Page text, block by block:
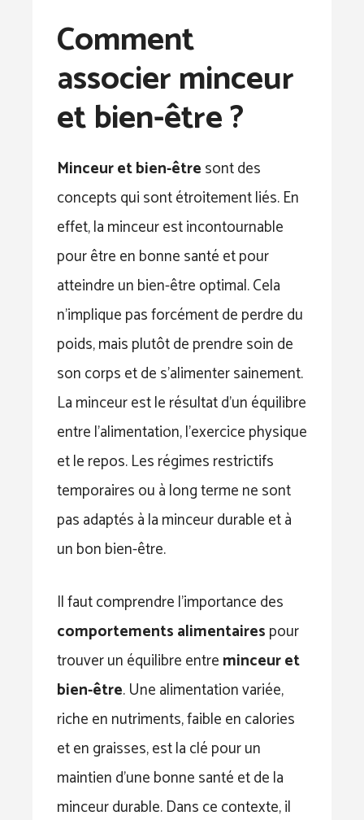
Comment
associer minceur
et bien-être ?
Minceur et bien-êtresont des
concepts qui sont étroitement liés. En
effet, la minceur est incontournable
pour être en bonne santé et pour
atteindre un bien-être optimal. Cela
n’implique pas forcément de perdre du
poids, mais plutôt de prendre soin de
son corps et de s’alimenter sainement.
La minceur est le résultat d’un équilibre
entre l’alimentation, l’exercice physique
et le repos. Les régimes restrictifs
temporaires ou à long terme ne sont
pas adaptés à la minceur durable et à
un bon bien-être.
Il faut comprendre l’importance des
comportements alimentairespour
trouver un équilibre entreminceur et
bien-être. Une alimentation variée,
riche en nutriments, faible en calories
et en graisses, est la clé pour un
maintien d’une bonne santé et de la
minceur durable. Dans ce contexte, il